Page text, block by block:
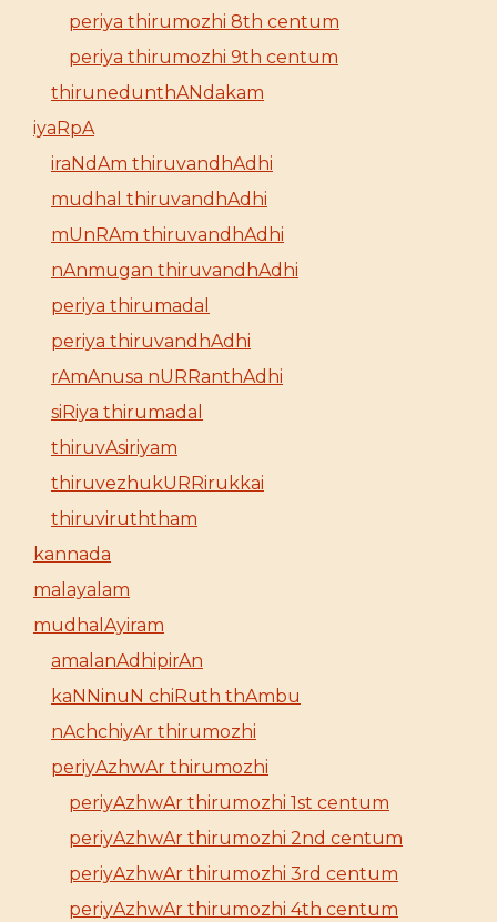
periya thirumozhi 8th centum
periya thirumozhi 9th centum
thirunedunthANdakam
iyaRpA
iraNdAm thiruvandhAdhi
mudhal thiruvandhAdhi
mUnRAm thiruvandhAdhi
nAnmugan thiruvandhAdhi
periya thirumadal
periya thiruvandhAdhi
rAmAnusa nURRanthAdhi
siRiya thirumadal
thiruvAsiriyam
thiruvezhukURRirukkai
thiruviruththam
kannada
malayalam
mudhalAyiram
amalanAdhipirAn
kaNNinuN chiRuth thAmbu
nAchchiyAr thirumozhi
periyAzhwAr thirumozhi
periyAzhwAr thirumozhi 1st centum
periyAzhwAr thirumozhi 2nd centum
periyAzhwAr thirumozhi 3rd centum
periyAzhwAr thirumozhi 4th centum